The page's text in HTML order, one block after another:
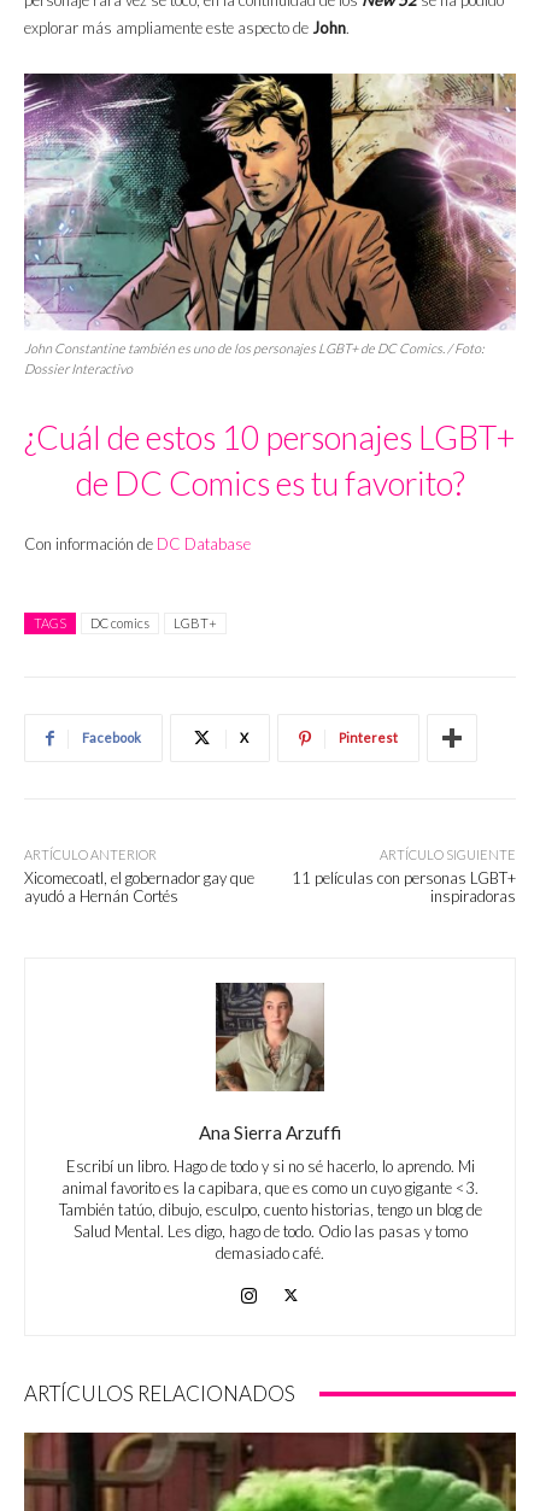
explorar más ampliamente este aspecto deJohn.
John Constantine también es uno de los personajes LGBT+ de DC Comics. / Foto:
Dossier Interactivo
¿Cuál de estos 10 personajes LGBT+
de DC Comics es tu favorito?
Con información de DC Database
TAGS DC comics LGBT+
Facebook X Pinterest
ARTÍCULO ANTERIOR
Xicomecoatl, el gobernador gay que
ayudó a Hernán Cortés
ARTÍCULO SIGUIENTE
11 películas con personas LGBT+
inspiradoras
Ana Sierra Arzuffi
Escribí un libro. Hago de todo y si no sé hacerlo, lo aprendo. Mi
animal favorito es la capibara, que es como un cuyo gigante <3.
También tatúo, dibujo, esculpo, cuento historias, tengo un blog de
Salud Mental. Les digo, hago de todo. Odio las pasas y tomo
demasiado café.
ARTÍCULOS RELACIONADOS